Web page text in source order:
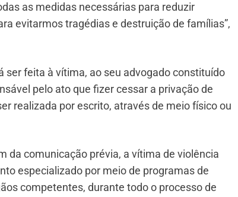
as medidas necessárias para reduzir
evitarmos tragédias e destruição de famílias”,
ser feita à vítima, ao seu advogado constituído
pelo ato que fizer cessar a privação de
realizada por escrito, através de meio físico ou
da comunicação prévia, a vítima de violência
especializado por meio de programas de
competentes, durante todo o processo de